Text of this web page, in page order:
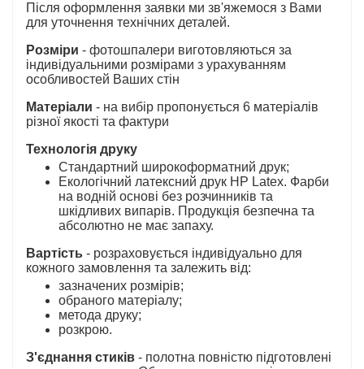
Після оформлення заявки ми зв'яжемося з Вами
для уточнення технічних деталей.
Розміри - фотошпалери виготовляються за
індивідуальними розмірами з урахуванням
особливостей Ваших стін
Матеріали - на вибір пропонується 6 матеріалів
різної якості та фактури
Технологія друку
Стандартний широкоформатний друк;
Екологічний латексний друк HP Latex. Фарби
на водній основі без розчинників та
шкідливих випарів. Продукція безпечна та
абсолютно не має запаху.
Вартість - розраховується індивідуально для
кожного замовлення та залежить від:
зазначених розмірів;
обраного матеріалу;
метода друку;
розкрою.
З'єднання стиків - полотна повністю підготовлені